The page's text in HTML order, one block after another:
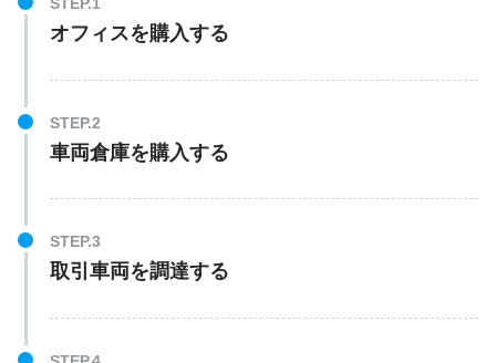
オフィスを購入する
車両倉庫を購入する
取引車両を調達する